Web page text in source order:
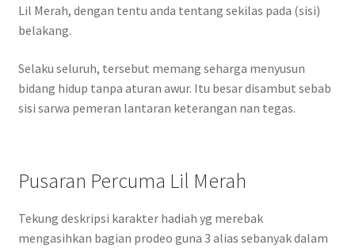
Lil Merah, dengan tentu anda tentang sekilas pada (sisi)
belakang.
Selaku seluruh, tersebut memang seharga menyusun
bidang hidup tanpa aturan awur. Itu besar disambut sebab
sisi sarwa pemeran lantaran keterangan nan tegas.
Pusaran Percuma Lil Merah
Tekung deskripsi karakter hadiah yg merebak
mengasihkan bagian prodeo guna 3 alias sebanyak dalam